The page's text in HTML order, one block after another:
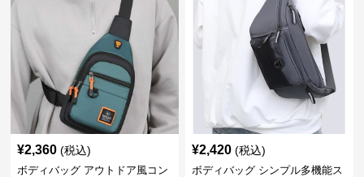
¥2,360 (税込)
ボディバッグ アウトドア風コン
¥2,420 (税込)
ボディバッグ シンプル多機能ス